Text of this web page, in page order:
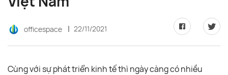
officespace 22/11/2021
Cùng với sự phát triển kinh tế thì ngày càng có nhiều